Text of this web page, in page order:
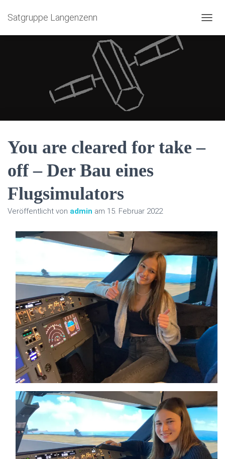
Satgruppe Langenzenn
You are cleared for take –
off – Der Bau eines
Flugsimulators
Veröffentlicht von admin am 15. Februar 2022